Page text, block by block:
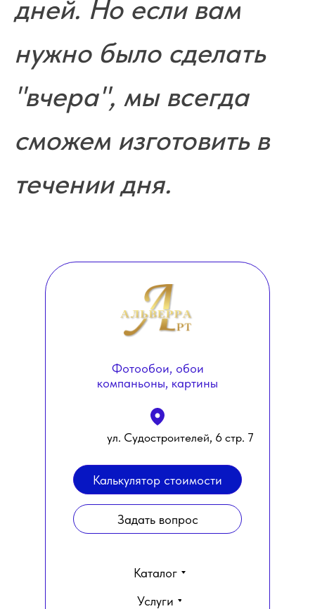
дней. Но если вам
нужно было сделать
"вчера", мы всегда
сможем изготовить в
течении дня.
Задать вопрос
Услуги
Каталог
Калькулятор стоимости
ул. Судостроителей, 6 стр. 7
Фотообои, обои
компаньоны, картины